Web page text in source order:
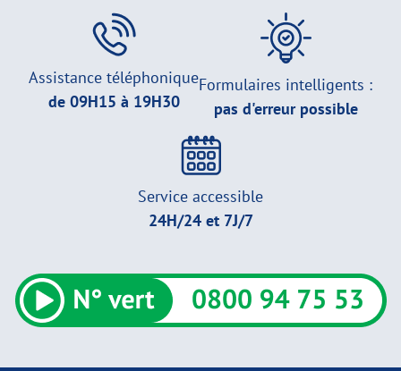
Assistance téléphonique
de 09H15 à 19H30
Formulaires intelligents :
pas d'erreur possible
Service accessible
24H/24 et 7J/7